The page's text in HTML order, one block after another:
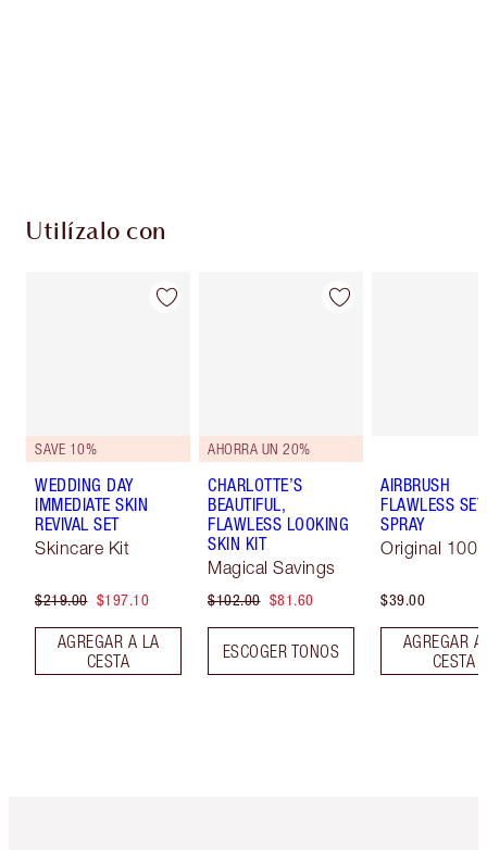
Utilízalo con
SAVE 10%
WEDDING DAY
IMMEDIATE SKIN
REVIVAL SET
Skincare Kit
$219.00 $197.10
AGREGAR A LA
CESTA
AHORRA UN 20%
CHARLOTTE’S
BEAUTIFUL,
FLAWLESS LOOKING
SKIN KIT
Magical Savings
$102.00 $81.60
ESCOGER TONOS
AIRBRUSH
FLAWLESS
SPRAY
Original 100
$39.00
AGREGAR
CESTA